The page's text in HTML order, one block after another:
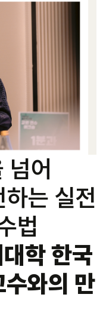
넘어
는 실전
법
학 한국
와의 만